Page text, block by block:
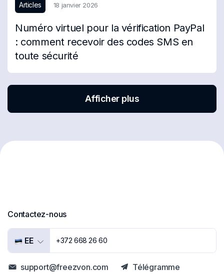
Articles 18 janvier 2026
Numéro virtuel pour la vérification PayPal
: comment recevoir des codes SMS en
toute sécurité
Afficher plus
Contactez-nous
EE +372 668 26 60
support@freezvon.com
Télégramme